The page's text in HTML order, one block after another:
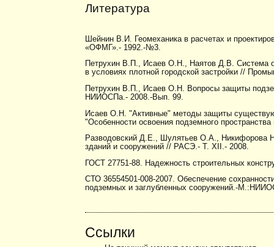
Литература
Шейнин В.И. Геомеханика в расчетах и
«ОФМГ».- 1992.-№3.
Петрухин В.П., Исаев О.Н., Наятов Д.В. Система
в условиях плотной городской застройки //
Петрухин В.П., Исаев О.Н. Вопросы защиты
НИИОСПа.- 2008.-Вып. 99.
Исаев О.Н. "Активные" методы защиты
"Особенности освоения подземного
Разводовский Д.Е., Шулятьев О.А., Никифорова
зданий и сооружений // РАСЭ.- Т. XII.- 2008.
ГОСТ 27751-88. Надежность строительных
СТО 36554501-008-2007. Обеспечение
подземных и заглубленных сооружений.-
Ссылки